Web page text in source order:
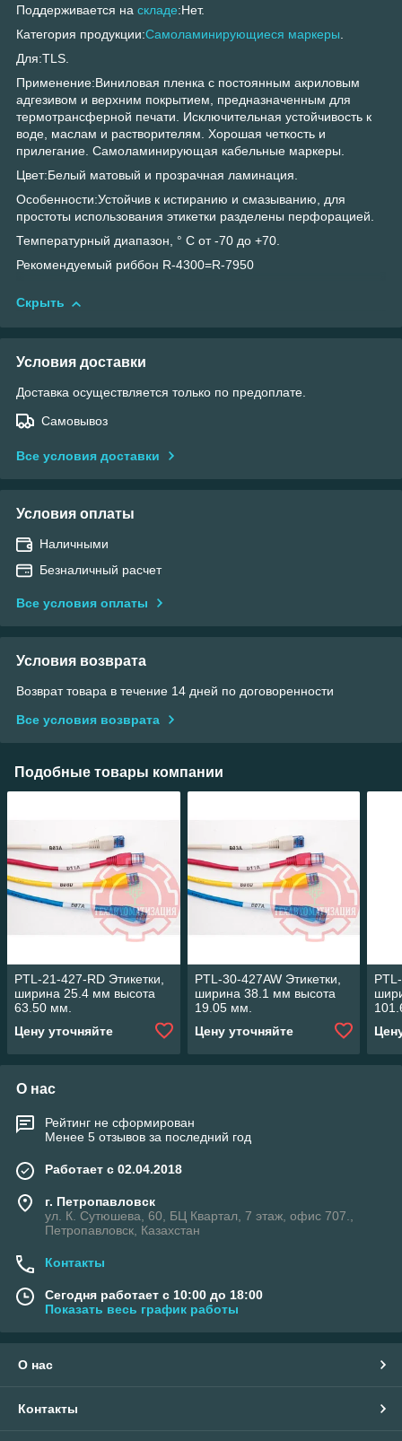
Поддерживается на складе:Нет.
Категория продукции:Самоламинирующиеся маркеры.
Для:TLS.
Применение:Виниловая пленка с постоянным акриловым
адгезивом и верхним покрытием, предназначенным для
термотрансферной печати. Исключительная устойчивость к
воде, маслам и растворителям. Хорошая четкость и
прилегание. Самоламинирующая кабельные маркеры.
Цвет:Белый матовый и прозрачная ламинация.
Особенности:Устойчив к истиранию и смазыванию, для
простоты использования этикетки разделены перфорацией.
Температурный диапазон, ° С от -70 до +70.
Рекомендуемый риббон R-4300=R-7950
Скрыть
Условия доставки
Доставка осуществляется только по предоплате.
Самовывоз
Все условия доставки
Условия оплаты
Наличными
Безналичный расчет
Все условия оплаты
Условия возврата
Возврат товара в течение 14 дней по договоренности
Все условия возврата
Подобные товары компании
PTL-21-427-RD Этикетки,
ширина 25.4 мм высота
63.50 мм.
Цену уточняйте
PTL-30-427AW Этикетки,
ширина 38.1 мм высота
19.05 мм.
Цену уточняйте
О нас
Рейтинг не сформирован
Менее 5 отзывов за последний год
Работает с 02.04.2018
г. Петропавловск
ул. К. Сутюшева, 60, БЦ Квартал, 7 этаж, офис 707.,
Петропавловск, Казахстан
Контакты
Сегодня работает с 10:00 до 18:00
Показать весь график работы
О нас
Контакты